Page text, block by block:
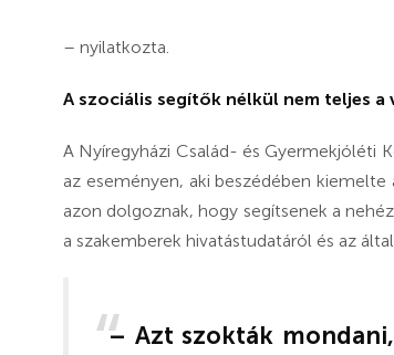
– nyilatkozta.
A szociális segítők nélkül nem teljes a
A Nyíregyházi Család- és Gyermekjóléti
az eseményen, aki beszédében
azon dolgoznak, hogy segítsenek a
a szakemberek hivatástudatáról és az
– Azt szokták